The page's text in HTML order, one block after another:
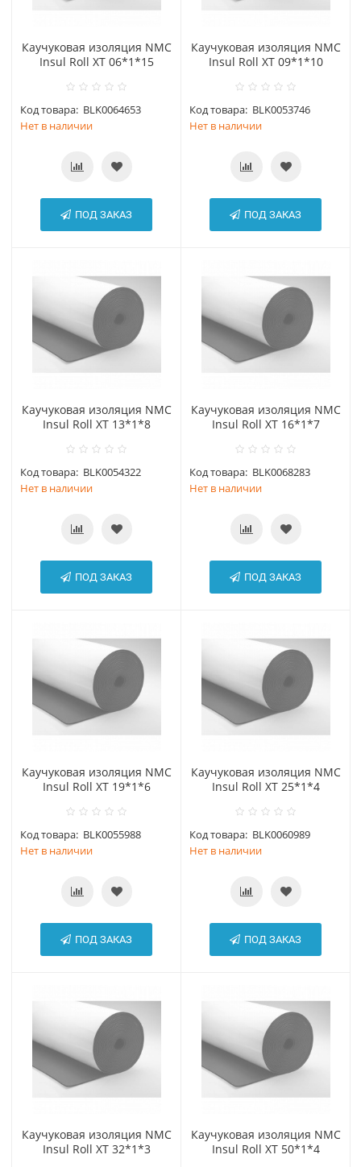
Каучуковая изоляция NMC
Insul Roll XT 06*1*15
Код товара: BLK0064653
Нет в наличии
ПОД ЗАКАЗ
Каучуковая изоляция NMC
Insul Roll XT 09*1*10
Код товара: BLK0053746
Нет в наличии
ПОД ЗАКАЗ
Каучуковая изоляция NMC
Insul Roll XT 13*1*8
Код товара: BLK0054322
Нет в наличии
ПОД ЗАКАЗ
Каучуковая изоляция NMC
Insul Roll XT 16*1*7
Код товара: BLK0068283
Нет в наличии
ПОД ЗАКАЗ
Каучуковая изоляция NMC
Insul Roll XT 19*1*6
Код товара: BLK0055988
Нет в наличии
ПОД ЗАКАЗ
Каучуковая изоляция NMC
Insul Roll XT 25*1*4
Код товара: BLK0060989
Нет в наличии
ПОД ЗАКАЗ
Каучуковая изоляция NMC
Insul Roll XT 32*1*3
Каучуковая изоляция NMC
Insul Roll XT 50*1*4